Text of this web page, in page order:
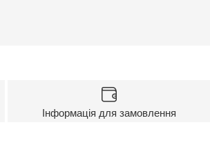
Інформація для замовлення